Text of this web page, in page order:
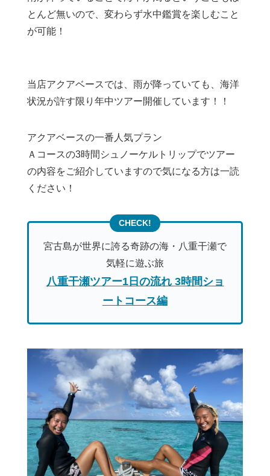
とんど無いので、変わらず水中鑑賞を楽しむこと
が可能！
当店アクアベースでは、雨が降っていても、海洋
状況が許す限り年中ツアー開催しています！！
アクアベースの一番人気プラン
Ａコースの3時間シュノーケルトリップでツアー
の内容をご紹介していますので気になる方は一読
ください！
宮古島が世界に誇る奇跡の海・八重干瀬で
気軽に遊ぶ旅
八重干瀬ツアー1日の流れ 3時間ショ
ートコース編